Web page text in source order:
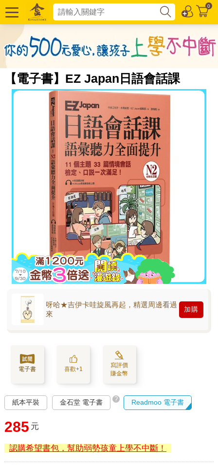
0
【電子書】EZ Japan日語會話課
呀哈★吉伊卡哇旋風再起，精選周邊看過
來
加購
電子書 喜歡+1
寫評價
賺金幣
紙本平裝 金石堂 電子書 ? Readmoo 電子書
285 元
認購希望書包，幫助弱勢孩童上學不中斷！